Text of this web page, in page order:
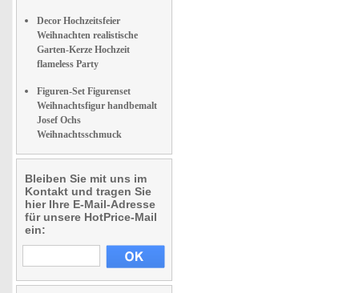
Decor Hochzeitsfeier
Weihnachten realistische
Garten-Kerze Hochzeit
flameless Party
Figuren-Set Figurenset
Weihnachtsfigur handbemalt
Josef Ochs
Weihnachtsschmuck
Bleiben Sie mit uns im
Kontakt und tragen Sie
hier Ihre E-Mail-Adresse
für unsere HotPrice-Mail
ein: